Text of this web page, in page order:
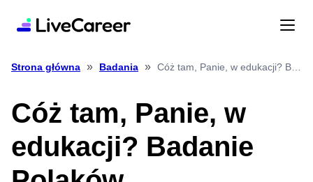
Strona główna » Badania »
Cóż tam, Panie, w
edukacji? Badanie